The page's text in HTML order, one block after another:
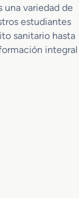
una variedad de
estudiantes
sanitario hasta
integral